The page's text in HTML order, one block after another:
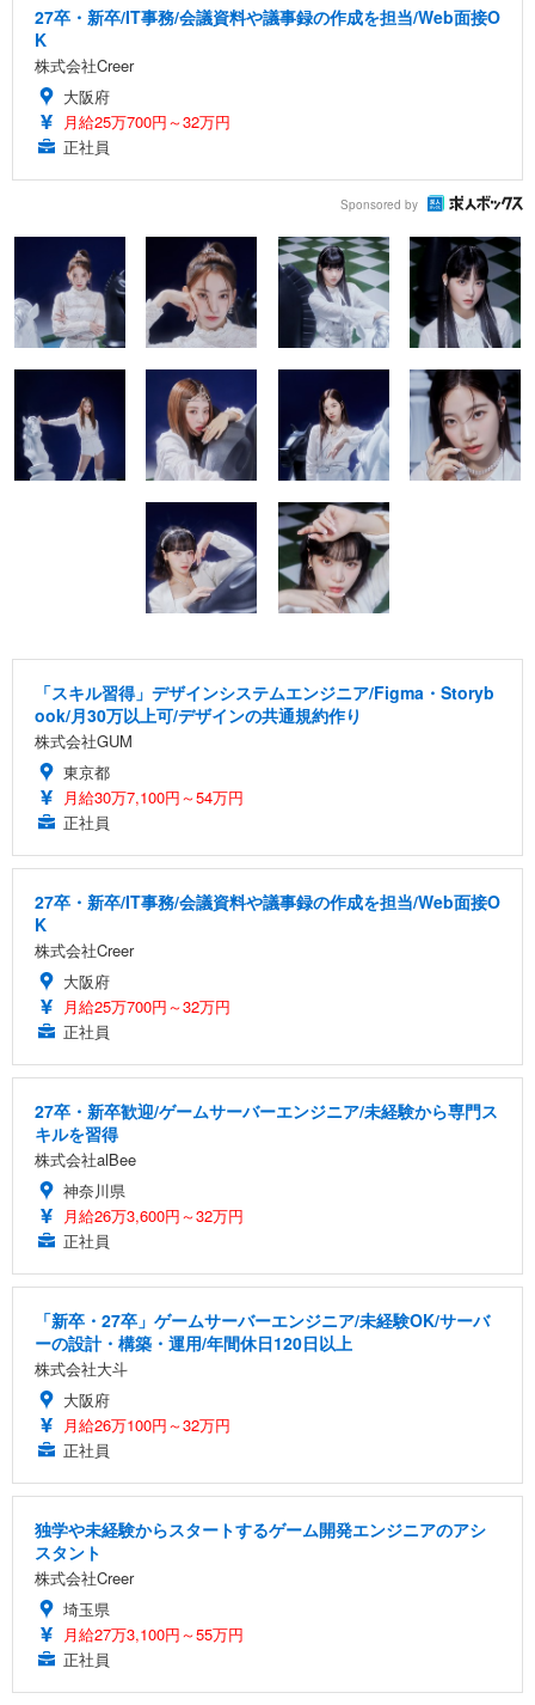
27卒・新卒/IT事務/会議資料や議事録の作成を担当/Web面接O
K
株式会社Creer
大阪府
月給25万700円～32万円
正社員
Sponsored by
「スキル習得」デザインシステムエンジニア/Figma・Storyb
ook/月30万以上可/デザインの共通規約作り
株式会社GUM
東京都
月給30万7,100円～54万円
正社員
27卒・新卒/IT事務/会議資料や議事録の作成を担当/Web面接O
K
株式会社Creer
大阪府
月給25万700円～32万円
正社員
27卒・新卒歓迎/ゲームサーバーエンジニア/未経験から専門ス
キルを習得
株式会社alBee
神奈川県
月給26万3,600円～32万円
正社員
「新卒・27卒」ゲームサーバーエンジニア/未経験OK/サーバ
ーの設計・構築・運用/年間休日120日以上
株式会社大斗
大阪府
月給26万100円～32万円
正社員
独学や未経験からスタートするゲーム開発エンジニアのアシ
スタント
株式会社Creer
埼玉県
月給27万3,100円～55万円
正社員